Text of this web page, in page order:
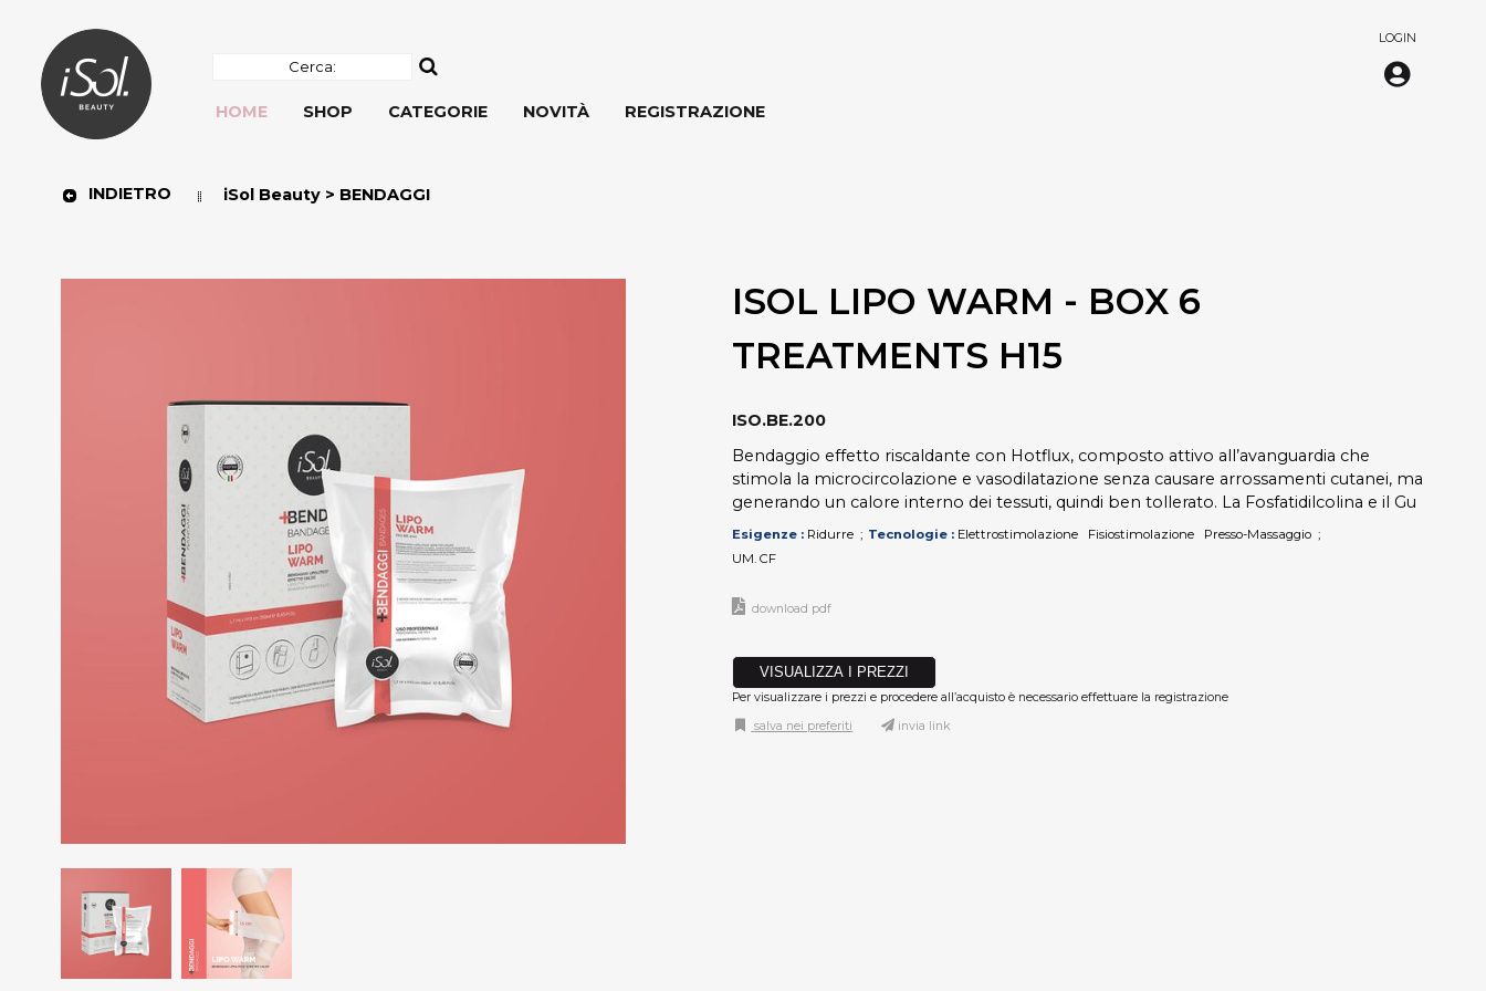
LOGIN
HOME SHOP CATEGORIE NOVITÀ REGISTRAZIONE
INDIETRO iSol Beauty > BENDAGGI
ISOL LIPO WARM - BOX 6
TREATMENTS H15
ISO.BE.200
Bendaggio effetto riscaldante con Hotflux, composto attivo all’avanguardia che
stimola la microcircolazione e vasodilatazione senza causare arrossamenti cutanei, ma
generando un calore interno dei tessuti, quindi ben tollerato. La Fosfatidilcolina e il Gu
Esigenze Ridurre Tecnologie Elettrostimolazione Fisiostimolazione
Presso-Massaggio
UM. CF
download pdf
VISUALIZZA I PREZZI
Per visualizzare i prezzi e procedere all’acquisto è necessario effettuare la registrazione
salva nei preferiti
invia link